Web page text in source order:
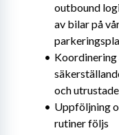
outbound
av bilar på
och
Uppföljning
rutiner följs